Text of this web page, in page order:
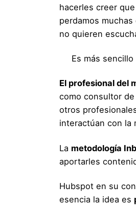
hacerles creer
perdamos
no quieren
Es más
El profesional del
como consultor
otros
interactúan con la
La metodología
aportarles
Hubspot en su
esencia la idea es